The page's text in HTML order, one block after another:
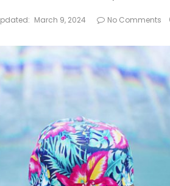
March 9, 2024 No Comments